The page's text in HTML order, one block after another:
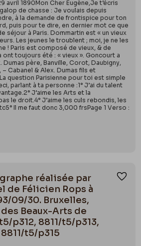
avril 1890Mon Cher Eugène,Je t’écris
de chasse : Je voulais depuis
à la demande de frontispice pour ton
puis pour te dire, en dernier mot ce que
séjour à Paris. Dommartin est « un vieux
Les jeunes le troublent ; moi, je ne les
! Paris est composé de vieux, & de
ont toujours été : « vieux ». Goncourt a
père, Banville, Corot, Daubigny,
Cabanel & Alex. Dumas fils et
question Parisienne pour toi est simple
parlant à ta personne :1° J’ai du talent
J’aime les Arts et la
le droit.4° J’aime les culs rebondis, les
Il me faut donc 3,000 frsPage 1 Verso :
réalisée par
de Félicien Rops à
09/30. Bruxelles,
des Beaux-Arts de
p312, 8811/t5/p313,
t5/p315